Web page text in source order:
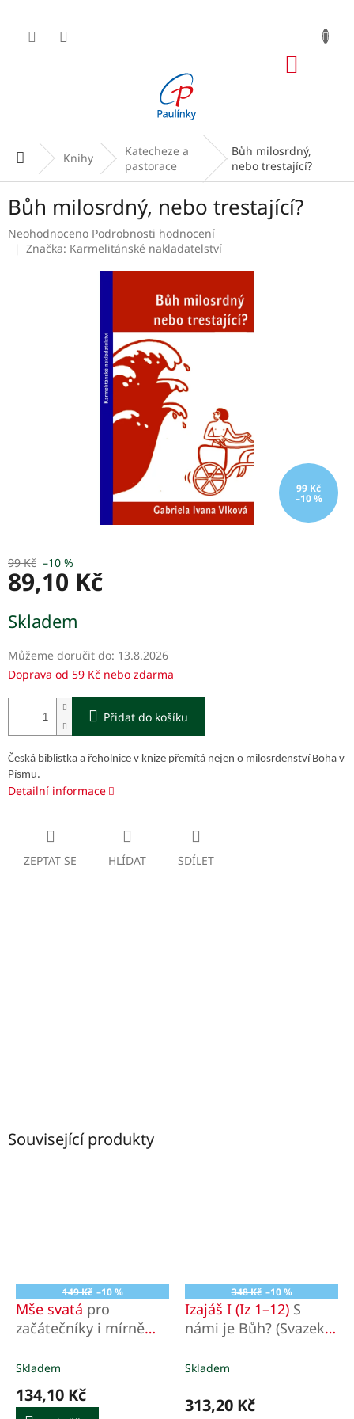
obsah
Domů Knihy
Katecheze a
pastorace
Bůh milosrdný,
nebo trestající?
Bůh milosrdný, nebo trestající?
Průměrné
hodnocení
Neohodnoceno Podrobnosti hodnocení
Značka: Karmelitánské nakladatelství
99 Kč
–10 %
99 Kč –10 %
89,10 Kč
cena:
Skladem
Můžeme doručit do: 13.8.2026
Doprava od 59 Kč nebo zdarma
Přidat do košíku
Česká biblistka a řeholnice v knize přemítá nejen o milosrdenství Boha v
Písmu.
Detailní informace
ZEPTAT SE HLÍDAT SDÍLET
Související produkty
149 Kč –10 %
Mše svatá pro
začátečníky i mírně
Skladem
134,10 Kč
348 Kč –10 %
Izajáš I (Iz 1–12) S
námi je Bůh? (Svazek
Skladem
313,20 Kč